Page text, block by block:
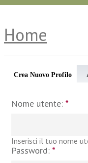
Home
Crea Nuovo Profilo
Nome utente: *
Inserisci il tuo nome
Password: *